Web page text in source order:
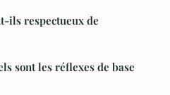
ils respectueux de
sont les réflexes de base